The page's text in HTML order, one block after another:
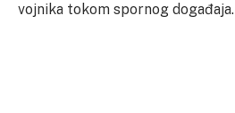
vojnika tokom spornog događaja.